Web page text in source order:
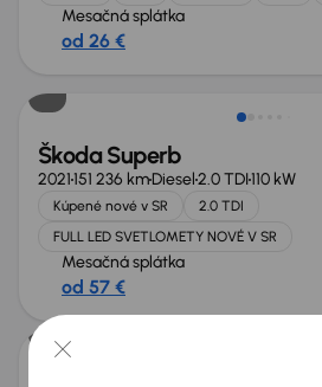
Mesačná splátka
od 26 €
Škoda Superb
2021151 236 kmDiesel2.0 TDI110 kW
Kúpené nové v SR
2.0 TDI
FULL LED SVETLOMETY NOVÉ V SR
Mesačná splátka
od 57 €